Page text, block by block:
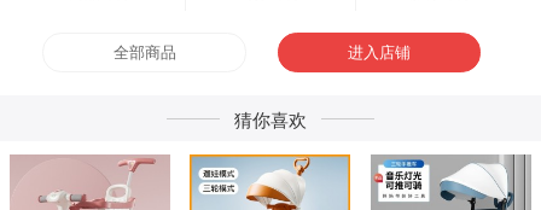
件、电动车零配件，生产原材料、包装原材料，产
品外包装、产品内包装，生产设备、五金工具，采
全部商品 进入店铺
猜你喜欢